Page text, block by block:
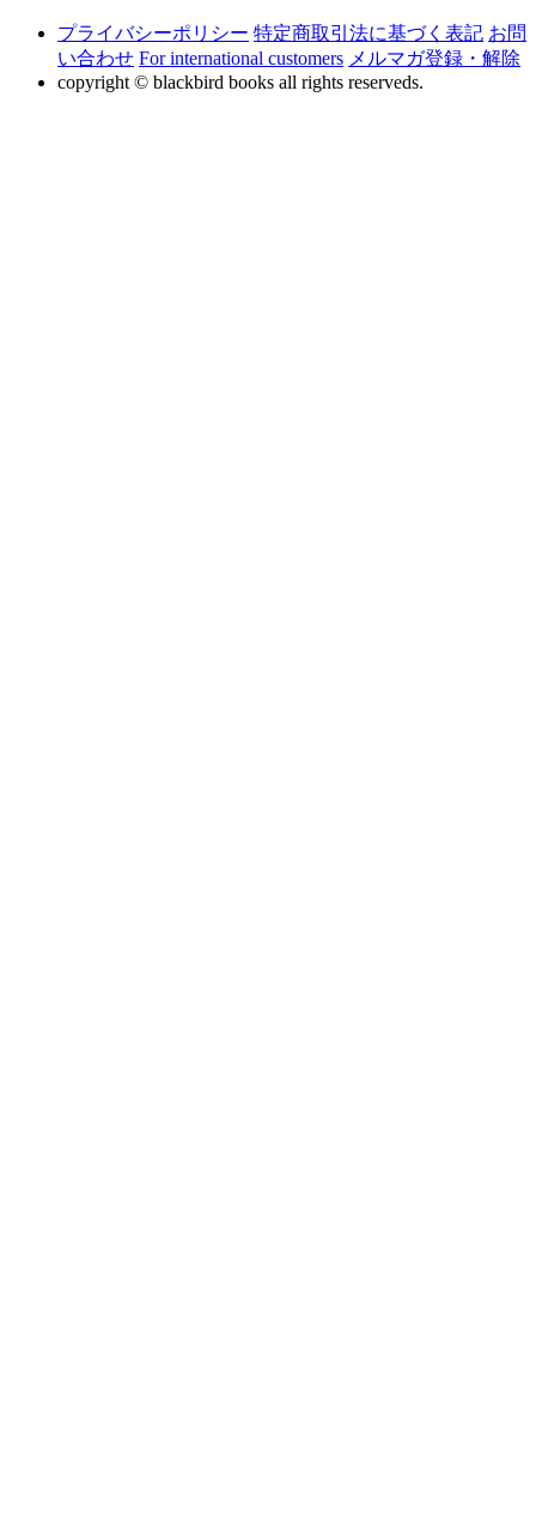
プライバシーポリシー 特定商取引法に基づく表記 お問
い合わせ For international customers メルマガ登録・解除
copyright © blackbird books all rights reserveds.